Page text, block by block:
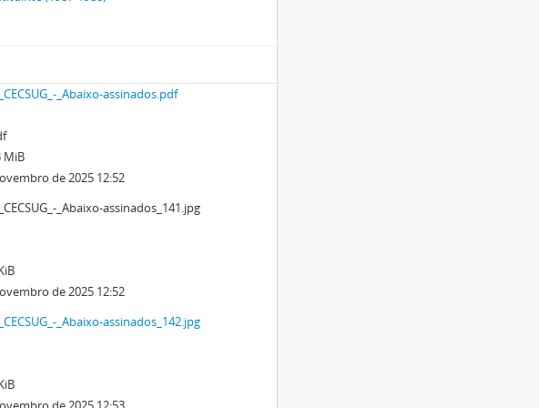
_Abaixo-assinados.pdf
MiB
de 2025 12:52
_Abaixo-assinados_141.jpg
de 2025 12:52
_Abaixo-assinados_142.jpg